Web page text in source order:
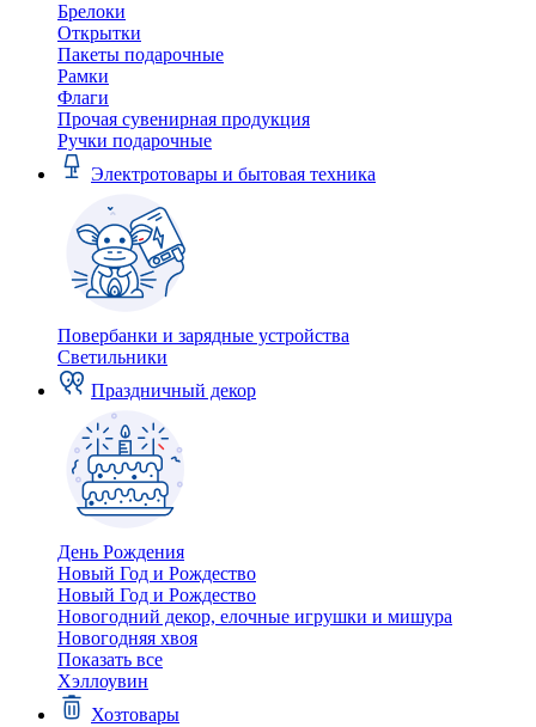
Брелоки
Открытки
Пакеты подарочные
Рамки
Флаги
Прочая сувенирная продукция
Ручки подарочные
Электротовары и бытовая техника
Повербанки и зарядные устройства
Светильники
Праздничный декор
День Рождения
Новый Год и Рождество
Новый Год и Рождество
Новогодний декор, елочные игрушки и мишура
Новогодняя хвоя
Показать все
Хэллоувин
Хозтовары